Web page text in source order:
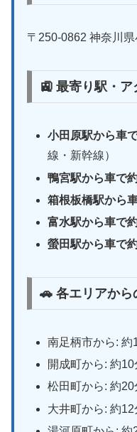
〒250-0862 神奈川
🚉 最寄り駅・ア
小田原駅から車
線・新幹線）
鴨宮駅から車で
箱根板橋駅から
富水駅から車で
螢田駅から車で
🚗 各エリアから
南足柄市から: 約
開成町から: 約10
松田町から: 約20
大井町から: 約12